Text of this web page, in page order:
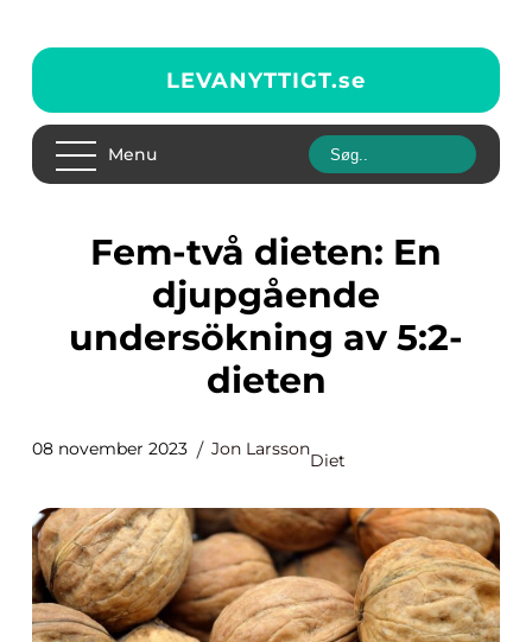
LEVANYTTIGT.se
Menu
Fem-två dieten: En
djupgående
undersökning av 5:2-
dieten
08 november 2023 Jon Larsson
Diet